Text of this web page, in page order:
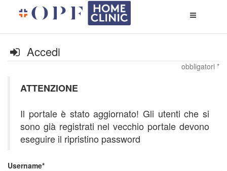
di
Accedi
obbligatori *
ATTENZIONE
Il portale è stato aggiornato! Gli utenti che si
sono già registrati nel vecchio portale devono
eseguire il ripristino password
Username